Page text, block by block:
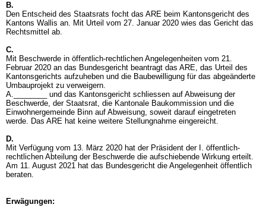
B.
Den Entscheid des Staatsrats focht das ARE beim Kantonsgericht des
Kantons Wallis an. Mit Urteil vom 27. Januar 2020 wies das Gericht das
Rechtsmittel ab.
C.
Mit Beschwerde in öffentlich-rechtlichen Angelegenheiten vom 21.
Februar 2020 an das Bundesgericht beantragt das ARE, das Urteil des
Kantonsgerichts aufzuheben und die Baubewilligung für das abgeänderte
Umbauprojekt zu verweigern.
A.________ und das Kantonsgericht schliessen auf Abweisung der
Beschwerde, der Staatsrat, die Kantonale Baukommission und die
Einwohnergemeinde Binn auf Abweisung, soweit darauf eingetreten
werde. Das ARE hat keine weitere Stellungnahme eingereicht.
D.
Mit Verfügung vom 13. März 2020 hat der Präsident der I. öffentlich-
rechtlichen Abteilung der Beschwerde die aufschiebende Wirkung erteilt.
Am 11. August 2021 hat das Bundesgericht die Angelegenheit öffentlich
beraten.
Erwägungen: